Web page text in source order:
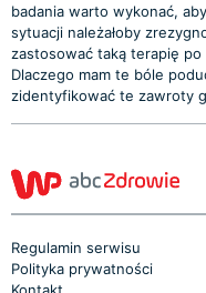
badania warto wykonać,
sytuacji należałoby
zastosować taką terapię
Dlaczego mam te bóle
zidentyfikować te zawroty
Regulamin serwisu
Polityka prywatności